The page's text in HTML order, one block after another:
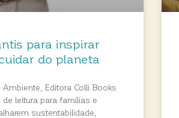
para inspirar
do planeta
Editora Colli Books
leitura para famílias e
sustentabilidade,